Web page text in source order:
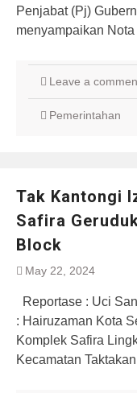
Penjabat (Pj)
menyampaikan
Leave a
Pemerintahan
Tak Kantongi
Safira
Block
May 22, 2024
Reportase :
: Hairuzaman Kota
Komplek Safira
Kecamatan